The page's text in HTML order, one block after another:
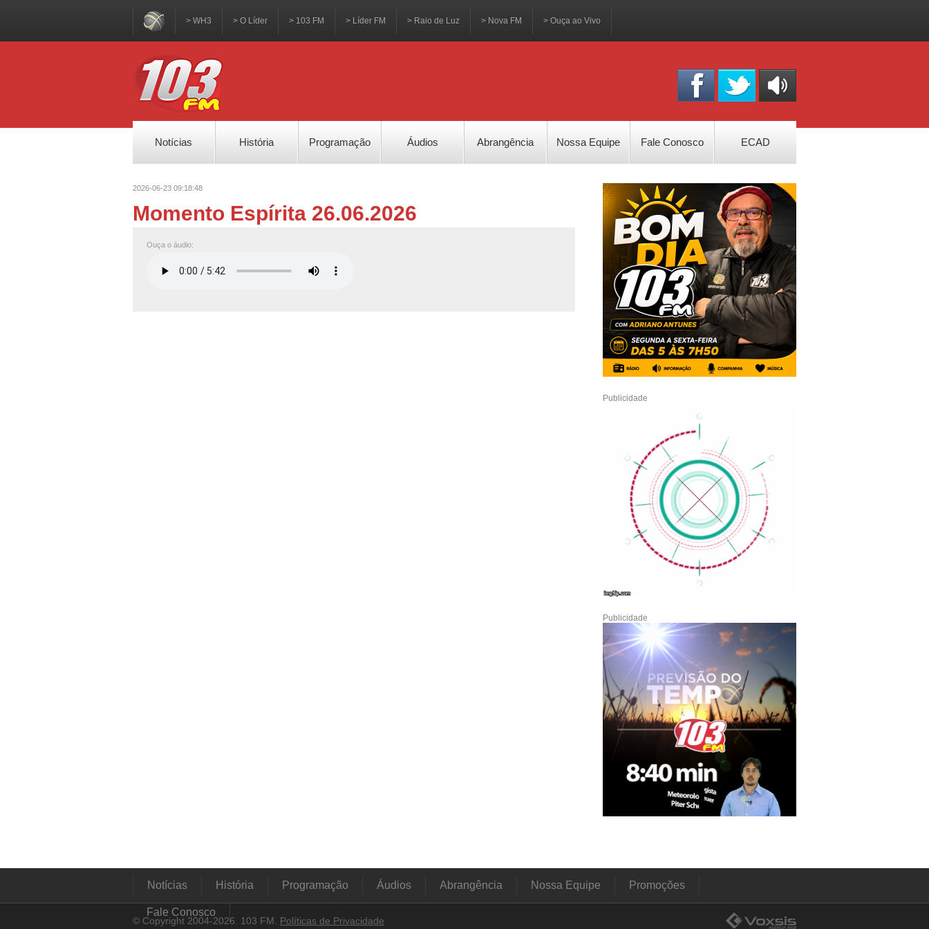
> WH3 > O Líder > 103 FM > Líder FM > Raio de Luz > Nova FM > Ouça ao Vivo
ONLINE
Notícias
História Programação Áudios Abrangência Nossa Equipe Fale Conosco ECAD
2026-06-23 09:18:48
Momento Espírita 26.06.2026
Ouça o áudio:
Publicidade
Publicidade
Notícias História Programação Áudios Abrangência Nossa Equipe Promoções
Fale Conosco
© Copyright 2004-2026. 103 FM. Políticas de Privacidade